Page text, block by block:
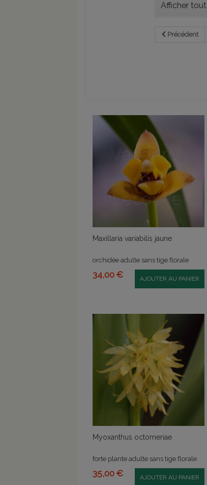
Afficher tout
Précédent
Maxillaria variabilis jaune
orchidée adulte sans tige florale
34,00 € AJOUTER AU PANIER
Myoxanthus octomeriae
forte plante adulte sans tige florale
35,00 € AJOUTER AU PANIER